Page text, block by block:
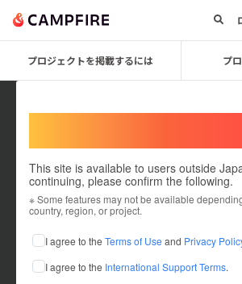
プロジェクトを掲載するには プ
This site is available to users outside
continuing, please confirm the following.
※ Some features may not be available
country, region, or project.
I agree to the Terms of Use and Privacy
I agree to the International Support Terms.
upside3021
これまでに27件のプロジェクトを投稿していま
在住国：日本 現在地：兵庫県